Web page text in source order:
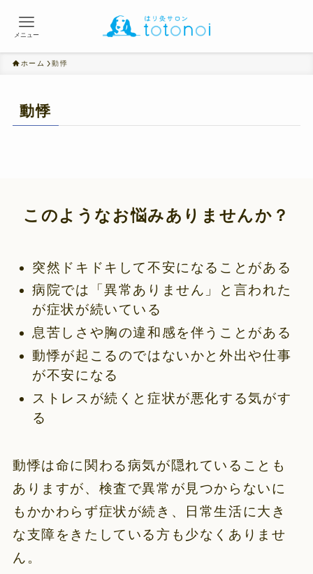
メニュー
ホーム 動悸
動悸
このようなお悩みありませんか？
突然ドキドキして不安になることがある
病院では「異常ありません」と言われた
が症状が続いている
息苦しさや胸の違和感を伴うことがある
動悸が起こるのではないかと外出や仕事
が不安になる
ストレスが続くと症状が悪化する気がす
る
動悸は命に関わる病気が隠れていることも
ありますが、検査で異常が見つからないに
もかかわらず症状が続き、日常生活に大き
な支障をきたしている方も少なくありませ
ん。